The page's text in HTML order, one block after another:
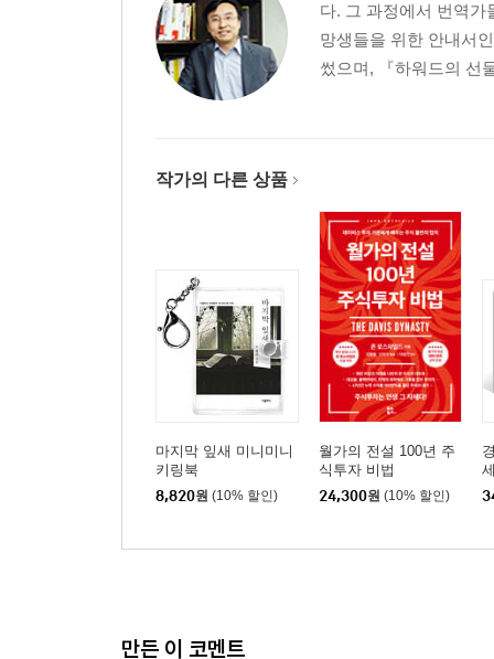
다. 그 과정에서 번역
망생들을 위한 안내서
썼으며, 『하워드의 선
작가의 다른 상품
마지막 잎새 미니미니
키링북
8,820원 (10% 할인)
월가의 전설 100년 주
식투자 비법
24,300원 (10% 할인)
만든 이 코멘트